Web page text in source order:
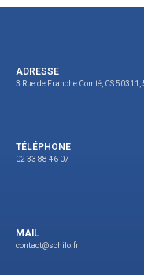
ADRESSE
3 Rue de Franche Comté, CS
TÉLÉPHONE
02 33 88 46 07
MAIL
contact@schilo.fr